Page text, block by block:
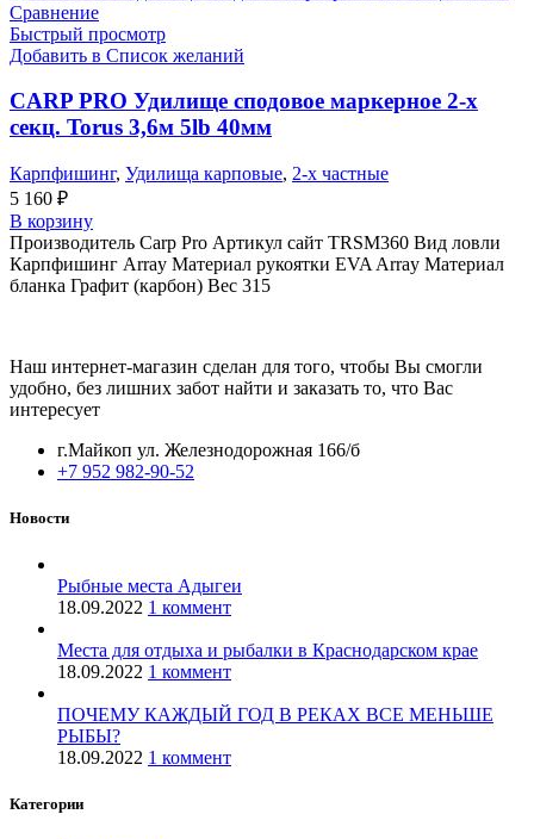
Сравнение
Быстрый просмотр
Добавить в Список желаний
CARP PRO Удилище сподовое маркерное 2-х
секц. Torus 3,6м 5lb 40мм
Карпфишинг, Удилища карповые, 2-х частные
5 160 ₽
В корзину
Производитель Carp Pro Артикул сайт TRSM360 Вид ловли
Карпфишинг Array Материал рукоятки EVA Array Материал
бланка Графит (карбон) Вес 315
Наш интернет-магазин сделан для того, чтобы Вы смогли
удобно, без лишних забот найти и заказать то, что Вас
интересует
г.Майкоп ул. Железнодорожная 166/б
+7 952 982-90-52
Новости
Рыбные места Адыгеи
18.09.2022 1 коммент
Места для отдыха и рыбалки в Краснодарском крае
18.09.2022 1 коммент
ПОЧЕМУ КАЖДЫЙ ГОД В РЕКАХ ВСЕ МЕНЬШЕ
РЫБЫ?
18.09.2022 1 коммент
Категории